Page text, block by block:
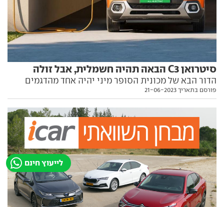
סיטרואן C3 הבאה תהיה חשמלית, אבל זולה
הדור הבא של מכונית הסופר מיני יהיה אחד מהדגמים
החשמליים הזולים ביותר באירופה. כך זה אמור להתבצע
פורסם בתאריך 21-06-2023
לייעוץ חינם